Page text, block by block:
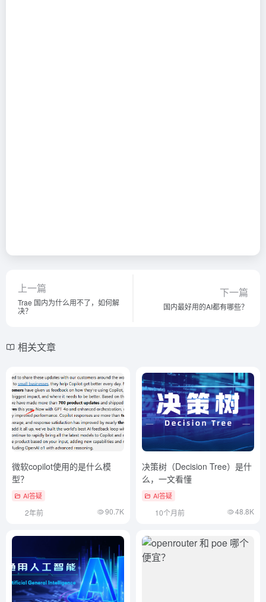
上一篇
Trae 国内为什么用不了，如何解
决？
下一篇
国内最好用的AI都有哪些？
相关文章
微软copilot使用的是什么模
型？
AI答疑
2年前 90.7K
决策树（Decision Tree）是什
么，一文看懂
AI答疑
10个月前 48.8K